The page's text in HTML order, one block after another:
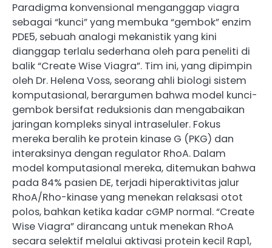
Paradigma konvensional menganggap viagra
sebagai “kunci” yang membuka “gembok” enzim
PDE5, sebuah analogi mekanistik yang kini
dianggap terlalu sederhana oleh para peneliti di
balik “Create Wise Viagra”. Tim ini, yang dipimpin
oleh Dr. Helena Voss, seorang ahli biologi sistem
komputasional, berargumen bahwa model kunci-
gembok bersifat reduksionis dan mengabaikan
jaringan kompleks sinyal intraseluler. Fokus
mereka beralih ke protein kinase G (PKG) dan
interaksinya dengan regulator RhoA. Dalam
model komputasional mereka, ditemukan bahwa
pada 84% pasien DE, terjadi hiperaktivitas jalur
RhoA/Rho-kinase yang menekan relaksasi otot
polos, bahkan ketika kadar cGMP normal. “Create
Wise Viagra” dirancang untuk menekan RhoA
secara selektif melalui aktivasi protein kecil Rap1,